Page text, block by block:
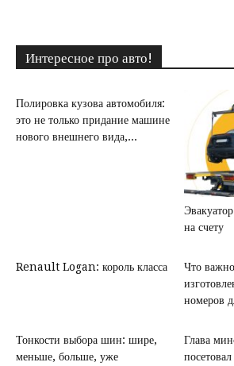
Интересное про авто!
Полировка кузова автомобиля:
это не только придание машине
нового внешнего вида,...
на счету
Renault Logan: король класса
Что
номеров
Тонкости выбора шин: шире,
меньше, больше, уже
Глава